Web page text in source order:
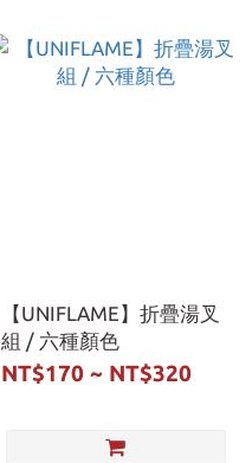
【UNIFLAME】折疊湯叉
組 / 六種顏色
NT$170 ~ NT$320